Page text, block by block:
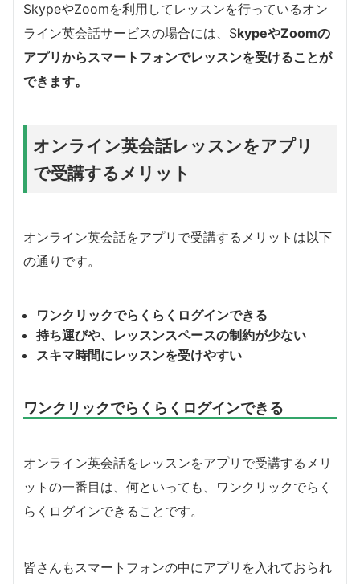
SkypeやZoomを利用してレッスンを行っているオン
ライン英会話サービスの場合には、SkypeやZoomの
アプリからスマートフォンでレッスンを受けることが
できます。
オンライン英会話レッスンをアプリ
で受講するメリット
オンライン英会話をアプリで受講するメリットは以下
の通りです。
ワンクリックでらくらくログインできる
持ち運びや、レッスンスペースの制約が少ない
スキマ時間にレッスンを受けやすい
ワンクリックでらくらくログインできる
オンライン英会話をレッスンをアプリで受講するメリ
ットの一番目は、何といっても、ワンクリックでらく
らくログインできることです。
皆さんもスマートフォンの中にアプリを入れておられ